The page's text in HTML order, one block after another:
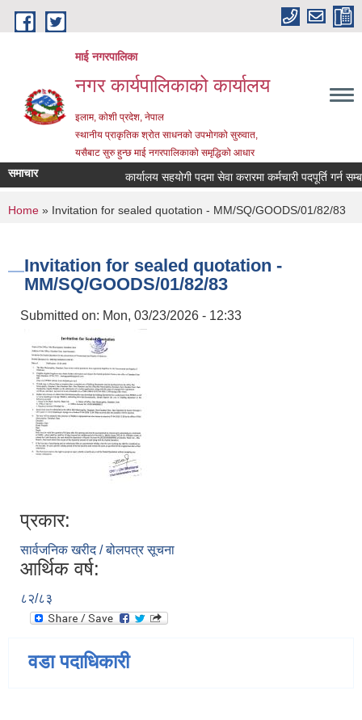
Skip to main content
माई नगरपालिका
नगर कार्यपालिकाको कार्यालय
इलाम, कोशी प्रदेश, नेपाल
स्थानीय प्राकृतिक श्रोत साधनको उपभोगको सुरुवात,
यसैबाट सुरु हुन्छ माई नगरपालिकाको समृद्धिको आधार
समाचार कार्यालय सहयोगी पदमा सेवा करारमा कर्मचारी पदपूर्ति गर्न
You are here
Home » Invitation for sealed quotation - MM/SQ/GOODS/01/82/83
Invitation for sealed quotation -
MM/SQ/GOODS/01/82/83
Submitted on: Mon, 03/23/2026 - 12:33
प्रकार:
सार्वजनिक खरीद / बोलपत्र सूचना
आर्थिक वर्ष:
८२/८३
वडा पदाधिकारी